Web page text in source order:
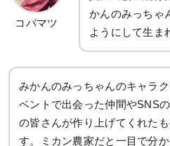
コバマツ
かんのみっちゃ
ようにして生ま
みかんのみっちゃんのキャラ
ベントで出会った仲間やSNS
の皆さんが作り上げてくれた
す。ミカン農家だと一目で分か